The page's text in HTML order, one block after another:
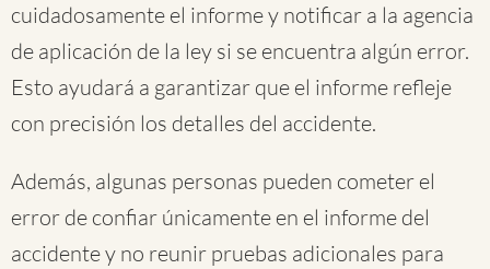
cuidadosamente el informe y notificar a la agencia
de aplicación de la ley si se encuentra algún error.
Esto ayudará a garantizar que el informe refleje
con precisión los detalles del accidente.
Además, algunas personas pueden cometer el
error de confiar únicamente en el informe del
accidente y no reunir pruebas adicionales para